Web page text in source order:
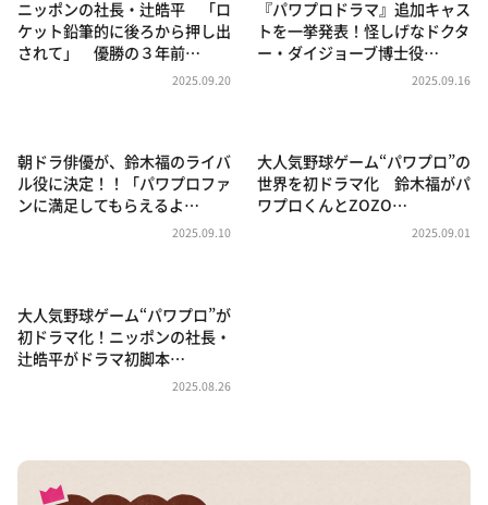
教えて！ニュースライブ 正義のミカタ
ＬＩＦＥ～夢のカタチ～
ザキ山小屋本館
ぺこぱのまるスポ
ニッポンの社長・辻皓平 「ロ
ケット鉛筆的に後ろから押し出
されて」 優勝の３年前…
2025.09.20
『パワプロドラマ』追加キャス
トを一挙発表！怪しげなドクタ
ー・ダイジョーブ博士役…
2025.09.16
朝ドラ俳優が、鈴木福のライバ
ル役に決定！！「パワプロファ
ンに満足してもらえるよ…
2025.09.10
大人気野球ゲーム“パワプロ”の
世界を初ドラマ化 鈴木福がパ
ワプロくんとZOZO…
2025.09.01
大人気野球ゲーム“パワプロ”が
初ドラマ化！ニッポンの社長・
辻皓平がドラマ初脚本…
2025.08.26